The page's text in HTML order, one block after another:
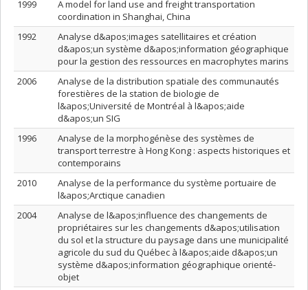
1999
A model for land use and freight transportation
coordination in Shanghai, China
1992
Analyse d&apos;images satellitaires et création
d&apos;un système d&apos;information géographique
pour la gestion des ressources en macrophytes marins
2006
Analyse de la distribution spatiale des communautés
forestières de la station de biologie de
l&apos;Université de Montréal à l&apos;aide
d&apos;un SIG
1996
Analyse de la morphogénèse des systèmes de
transport terrestre à Hong Kong : aspects historiques et
contemporains
2010
Analyse de la performance du système portuaire de
l&apos;Arctique canadien
2004
Analyse de l&apos;influence des changements de
propriétaires sur les changements d&apos;utilisation
du sol et la structure du paysage dans une municipalité
agricole du sud du Québec à l&apos;aide d&apos;un
système d&apos;information géographique orienté-
objet